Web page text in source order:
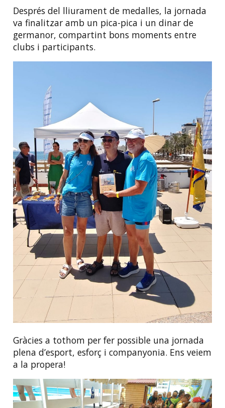
Després del lliurament de medalles, la jornada
va finalitzar amb un pica-pica i un dinar de
germanor, compartint bons moments entre
clubs i participants.
Gràcies a tothom per fer possible una jornada
plena d’esport, esforç i companyonia. Ens veiem
a la propera!